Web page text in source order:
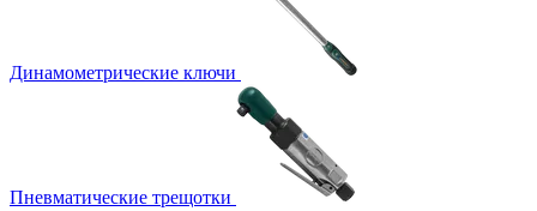
Динамометрические ключи
Пневматические трещотки